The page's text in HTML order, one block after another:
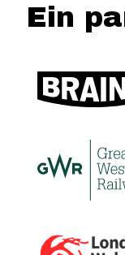
Ein